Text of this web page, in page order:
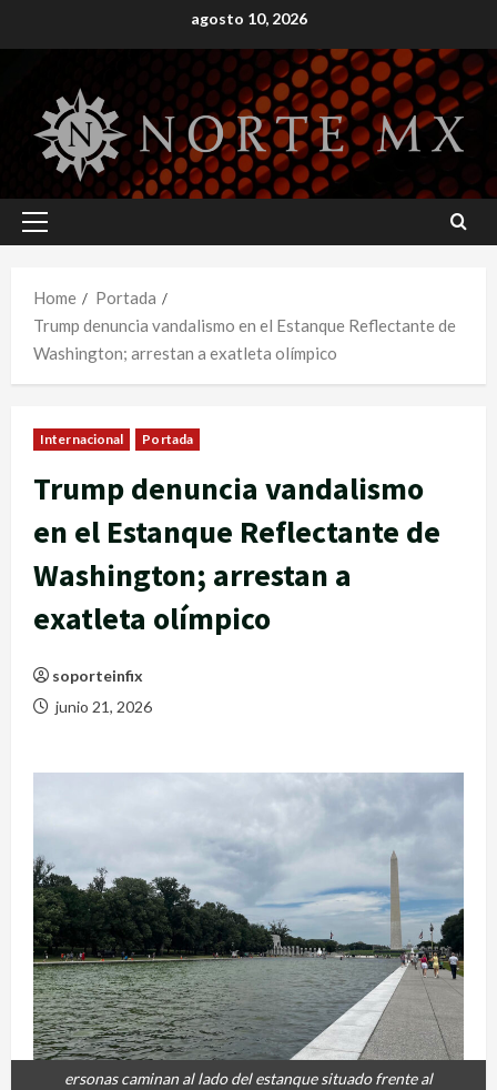
to
agosto 10, 2026
Primary
Home
Portada
Trump denuncia vandalismo en el Estanque Reflectante de
Washington; arrestan a exatleta olímpico
Internacional Portada
Trump denuncia vandalismo
en el Estanque Reflectante de
Washington; arrestan a
exatleta olímpico
soporteinfix
junio 21, 2026
ersonas caminan al lado del estanque situado frente al